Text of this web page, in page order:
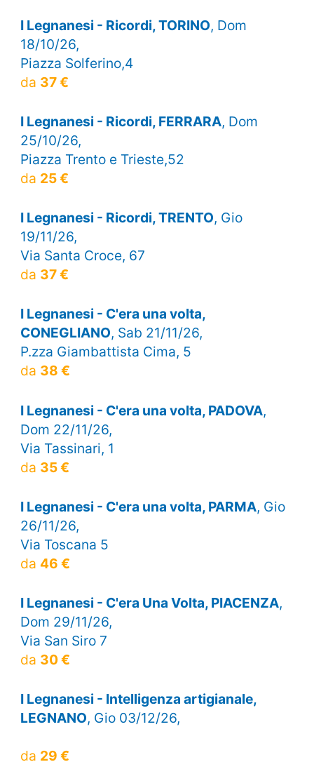
I Legnanesi - Ricordi, TORINO, Dom
18/10/26,
Piazza Solferino,4
da 37 €
I Legnanesi - Ricordi, FERRARA, Dom
25/10/26,
Piazza Trento e Trieste,52
da 25 €
I Legnanesi - Ricordi, TRENTO, Gio
19/11/26,
Via Santa Croce, 67
da 37 €
I Legnanesi - C'era una volta,
CONEGLIANO, Sab 21/11/26,
P.zza Giambattista Cima, 5
da 38 €
I Legnanesi - C'era una volta, PADOVA,
Dom 22/11/26,
Via Tassinari, 1
da 35 €
I Legnanesi - C'era una volta, PARMA, Gio
26/11/26,
Via Toscana 5
da 46 €
I Legnanesi - C'era Una Volta, PIACENZA,
Dom 29/11/26,
Via San Siro 7
da 30 €
I Legnanesi - Intelligenza artigianale,
LEGNANO, Gio 03/12/26,
da 29 €